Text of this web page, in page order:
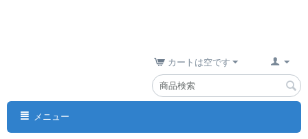
カートは空です
メニュー